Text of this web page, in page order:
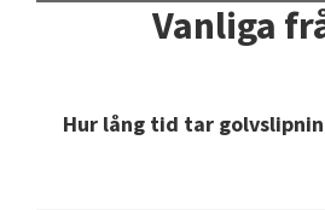
Vanliga
Hur lång tid tar